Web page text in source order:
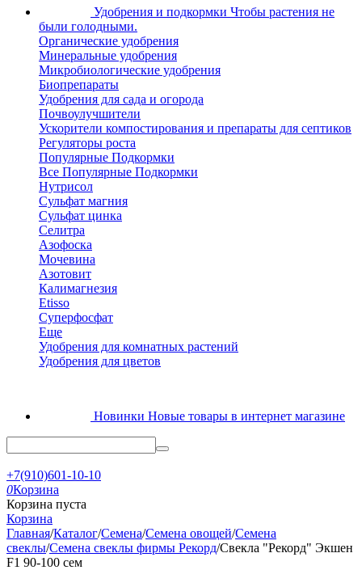
Удобрения и подкормки Чтобы растения не
были голодными.
Органические удобрения
Минеральные удобрения
Микробиологические удобрения
Биопрепараты
Удобрения для сада и огорода
Почвоулучшители
Ускорители компостирования и препараты для септиков
Регуляторы роста
Популярные Подкормки
Все Популярные Подкормки
Нутрисол
Сульфат магния
Сульфат цинка
Селитра
Азофоска
Мочевина
Азотовит
Калимагнезия
Etisso
Суперфосфат
Еще
Удобрения для комнатных растений
Удобрения для цветов
Новинки Новые товары в интернет магазине
+7(910)601-10-10
0Корзина
Корзина пуста
Корзина
Главная/Каталог/Семена/Семена овощей/Семена
свеклы/Семена свеклы фирмы Рекорд/Свекла "Рекорд" Экшен
F1 90-100 сем